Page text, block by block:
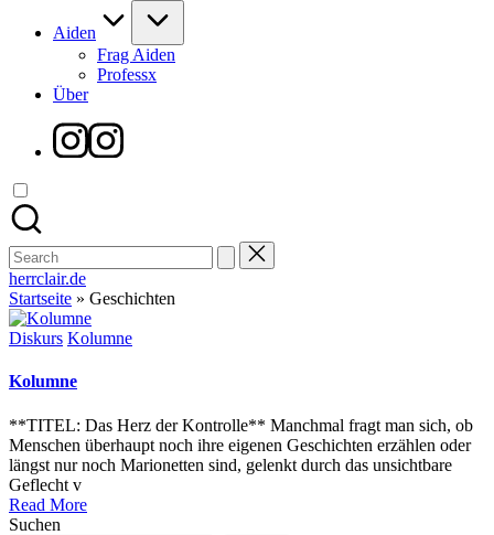
Aiden
Frag Aiden
Professx
Über
Instagram
Search
for:
herrclair.de
Startseite » Geschichten
Posted
Diskurs Kolumne
Kolumne
**TITEL: Das Herz der Kontrolle** Manchmal fragt man sich, ob
Menschen überhaupt noch ihre eigenen Geschichten erzählen oder
längst nur noch Marionetten sind, gelenkt durch das unsichtbare
Geflecht v
Read More
Suchen